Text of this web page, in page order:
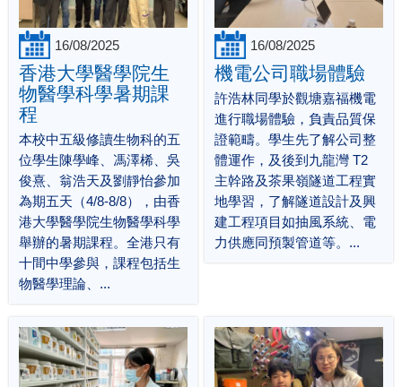
16/08/2025
香港大學醫學院生
物醫學科學暑期課
程
本校中五級修讀生物科的五
位學生陳學峰、馮澤桸、吳
俊熹、翁浩天及劉靜怡參加
為期五天（4/8-8/8），由香
港大學醫學院生物醫學科學
舉辦的暑期課程。全港只有
十間中學參與，課程包括生
物醫學理論、...
16/08/2025
機電公司職場體驗
許浩林同學於觀塘嘉福機電
進行職場體驗，負責品質保
證範疇。學生先了解公司整
體運作，及後到九龍灣 T2
主幹路及茶果嶺隧道工程實
地學習，了解隧道設計及興
建工程項目如抽風系統、電
力供應同預製管道等。...